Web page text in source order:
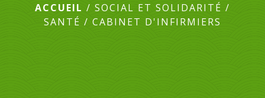
ACCUEIL / SOCIAL ET SOLIDARITÉ /
SANTÉ / CABINET D'INFIRMIERS